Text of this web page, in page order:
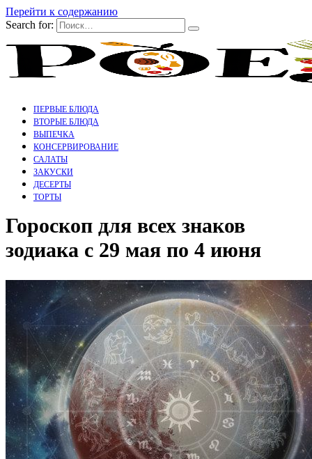
Перейти к содержанию
Search for:
ПЕРВЫЕ БЛЮДА
ВТОРЫЕ БЛЮДА
ВЫПЕЧКА
КОНСЕРВИРОВАНИЕ
САЛАТЫ
ЗАКУСКИ
ДЕСЕРТЫ
ТОРТЫ
Гороскоп для всех знаков
зодиака с 29 мая по 4 июня